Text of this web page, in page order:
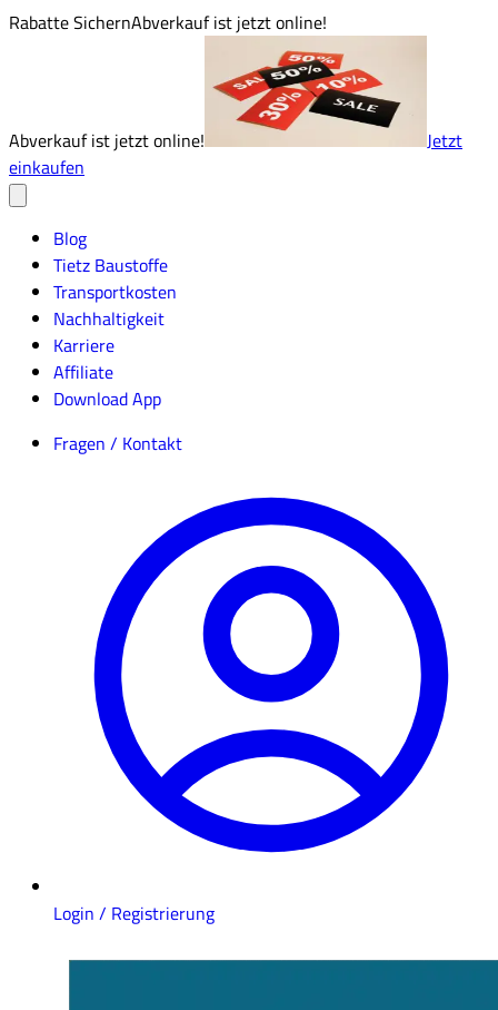
Rabatte SichernAbverkauf ist jetzt online!
Abverkauf ist jetzt online!
Jetzt
einkaufen
Blog
Tietz Baustoffe
Transportkosten
Nachhaltigkeit
Karriere
Affiliate
Download App
Fragen / Kontakt
Login / Registrierung